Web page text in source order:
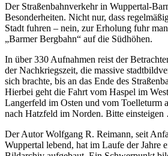
Der Straßenbahnverkehr in Wuppertal-
Besonderheiten. Nicht nur, dass
Stadt fuhren – nein, zur Erholung fuhr
„Barmer Bergbahn“ auf die Südhöhen.
In über 330 Aufnahmen reist der
der Nachkriegszeit, die massive
sich brachte, bis an das Ende des
Hierbei geht die Fahrt vom Haspel im
Langerfeld im Osten und vom Toelleturm
nach Hatzfeld im Norden. Bitte
Der Autor Wolfgang R. Reimann, seit
Wuppertal lebend, hat im Laufe der Jahre